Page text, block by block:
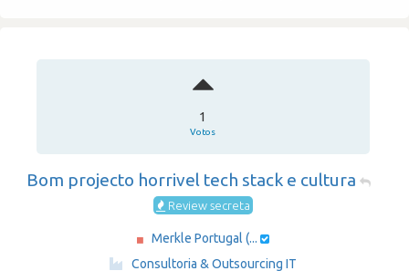
1
Votos
Bom projecto horrivel tech stack e cultura
Review secreta
Merkle Portugal (...
·
Consultoria & Outsourcing IT